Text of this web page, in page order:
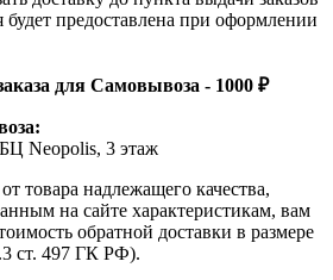
предоставлена при оформлении
для Самовывоза - 1000 ₽
Neopolis, 3 этаж
товара надлежащего качества,
на сайте характеристикам, вам
обратной доставки в размере
ст. 497 ГК РФ).